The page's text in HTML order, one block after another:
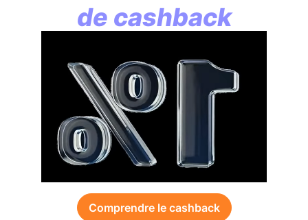
de cashback
Comprendre le cashback